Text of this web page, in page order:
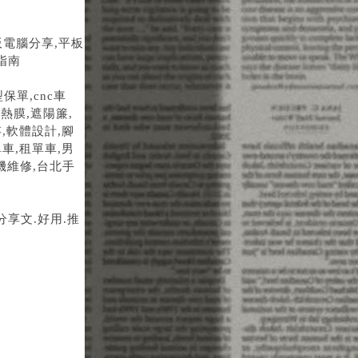
腦分享,平板
南
保單,cnc車
膜,遮陽簾,
軟體設計,腳
,租單車,男
維修,台北手
享文.好用.推